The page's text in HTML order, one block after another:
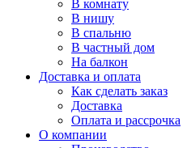
В комнату
В нишу
В спальню
В частный дом
На балкон
Доставка и оплата
Как сделать заказ
Доставка
Оплата и рассрочка
О компании